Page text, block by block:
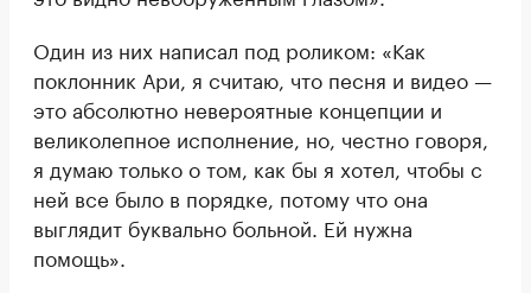
Один из них написал под роликом: «Как
поклонник Ари, я считаю, что песня и видео —
это абсолютно невероятные концепции и
великолепное исполнение, но, честно говоря,
я думаю только о том, как бы я хотел, чтобы с
ней все было в порядке, потому что она
выглядит буквально больной. Ей нужна
помощь».